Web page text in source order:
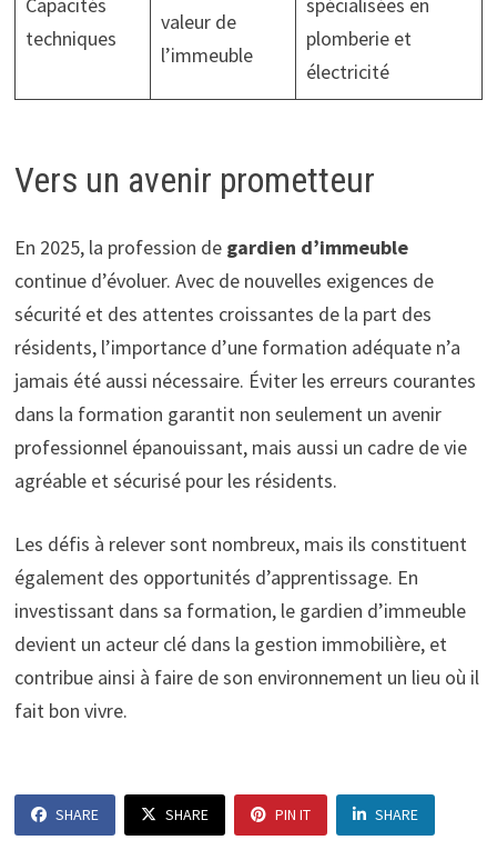
techniques
valeur de
l’immeuble
plomberie et
électricité
Vers un avenir prometteur
En 2025, la profession de gardien d’immeuble
continue d’évoluer. Avec de nouvelles exigences de
sécurité et des attentes croissantes de la part des
résidents, l’importance d’une formation adéquate n’a
jamais été aussi nécessaire. Éviter les erreurs courantes
dans la formation garantit non seulement un avenir
professionnel épanouissant, mais aussi un cadre de vie
agréable et sécurisé pour les résidents.
Les défis à relever sont nombreux, mais ils constituent
également des opportunités d’apprentissage. En
investissant dans sa formation, le gardien d’immeuble
devient un acteur clé dans la gestion immobilière, et
contribue ainsi à faire de son environnement un lieu où il
fait bon vivre.
SHARE SHARE PIN IT SHARE